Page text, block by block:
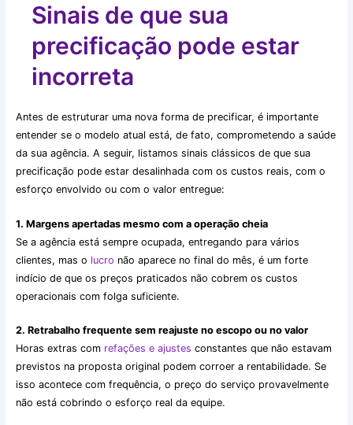
Sinais de que sua
precificação pode estar
incorreta
Antes de estruturar uma nova forma de precificar, é importante
entender se o modelo atual está, de fato, comprometendo a saúde
da sua agência. A seguir, listamos sinais clássicos de que sua
precificação pode estar desalinhada com os custos reais, com o
esforço envolvido ou com o valor entregue:
1. Margens apertadas mesmo com a operação cheia
Se a agência está sempre ocupada, entregando para vários
clientes, mas o lucro não aparece no final do mês, é um forte
indício de que os preços praticados não cobrem os custos
operacionais com folga suficiente.
2. Retrabalho frequente sem reajuste no escopo ou no valor
Horas extras com refações e ajustes constantes que não estavam
previstos na proposta original podem corroer a rentabilidade. Se
isso acontece com frequência, o preço do serviço provavelmente
não está cobrindo o esforço real da equipe.